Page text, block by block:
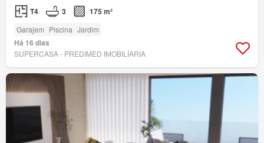
T4 3 175 m²
Garajem Piscina Jardim
Há 16 dias
SUPERCASA - PREDIMED IMOBILÍARIA